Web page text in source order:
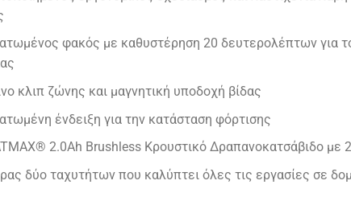
φακός με καθυστέρηση 20 δευτερολέπτων για
κλιπ ζώνης και μαγνητική υποδοχή βίδας
ένδειξη για την κατάσταση φόρτισης
2.0Ah Brushless Κρουστικό Δραπανοκατσάβιδο με
δύο ταχυτήτων που καλύπτει όλες τις εργασίες σε